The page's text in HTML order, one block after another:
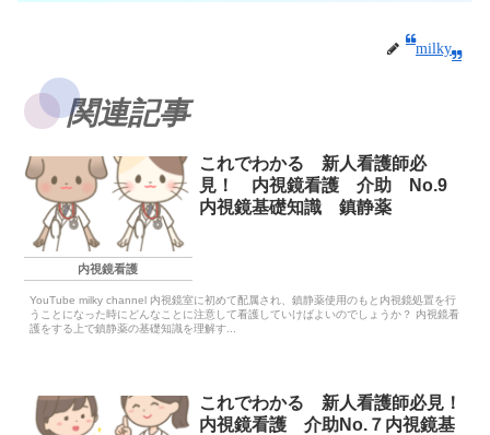
milky
関連記事
内視鏡看護
これでわかる 新人看護師必
見！ 内視鏡看護 介助 No.9
内視鏡基礎知識 鎮静薬
YouTube milky channel 内視鏡室に初めて配属され、鎮静薬使用のもと内視鏡処置を行
うことになった時にどんなことに注意して看護していけばよいのでしょうか？ 内視鏡看
護をする上で鎮静薬の基礎知識を理解す...
これでわかる 新人看護師必見！
内視鏡看護 介助No.７内視鏡基